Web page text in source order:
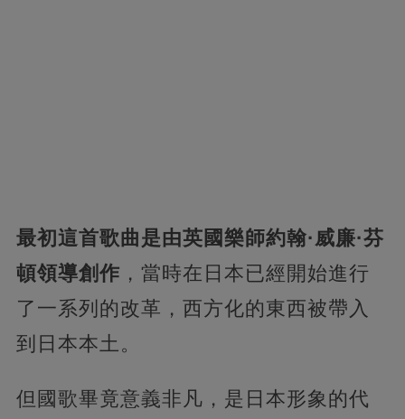
最初這首歌曲是由英國樂師約翰·威廉·芬
頓領導創作 ，當時在日本已經開始進行
了一系列的改革，西方化的東西被帶入
到日本本土。
但國歌畢竟意義非凡，是日本形象的代